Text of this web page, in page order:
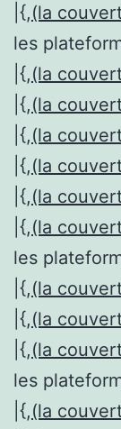
|{,(la
les
|{,(la
|{,(la
|{,(la
|{,(la
|{,(la
|{,(la
les
|{,(la
|{,(la
|{,(la
les
|{,(la